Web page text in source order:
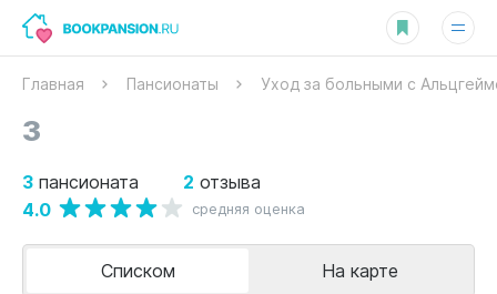
Главная Пансионаты Уход за больными с
3
3 пансионата 2 отзыва
4.0 средняя оценка
Списком На карте